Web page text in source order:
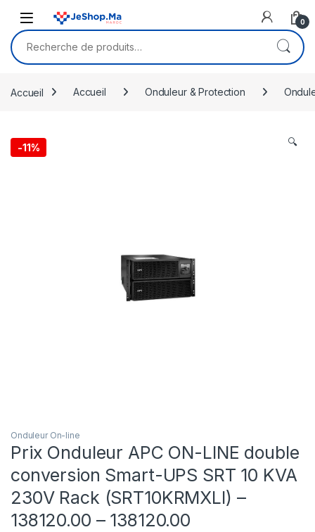
0
Recherche pour :
Accueil Accueil Onduleur & Protection
-11% 🔍
Onduleur On-line
Prix Onduleur APC ON-LINE double
conversion Smart-UPS SRT 10 KVA
230V Rack (SRT10KRMXLI) –
138120.00 – 138120.00